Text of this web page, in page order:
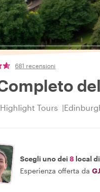
681 recensioni
Tours
Scegli uno dei 8 local
Esperienza offerta da GJ